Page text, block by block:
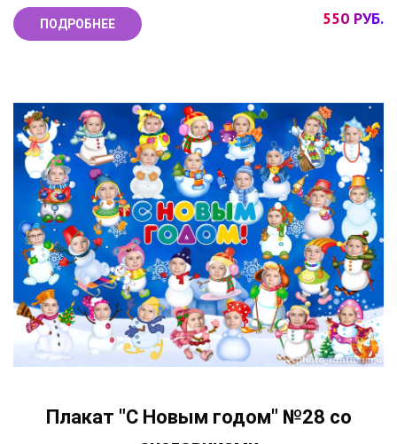
ПОДРОБНЕЕ 550 РУБ.
Плакат "С Новым годом" №28 со